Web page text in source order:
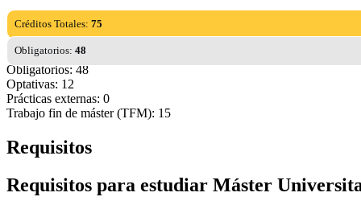
Créditos Totales: 75
Obligatorios: 48
Obligatorios: 48
Optativas: 12
Prácticas externas: 0
Trabajo fin de máster (TFM): 15
Requisitos
Requisitos para estudiar Máster